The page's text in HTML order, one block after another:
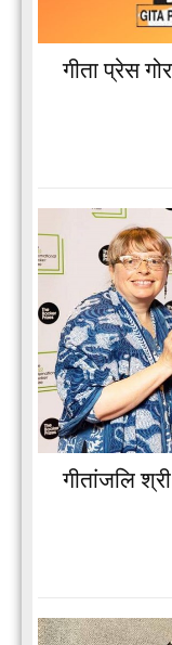
गीता प्रेस
गीतांजलि